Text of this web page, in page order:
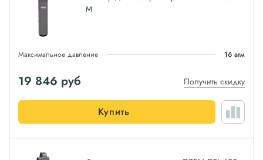
M
Максимальное давление 16 атм
19 846 руб Получить скидку
Купить